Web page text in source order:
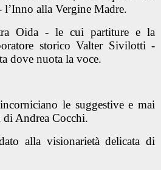
alla Vergine Madre.
Oida - le cui partiture e la
storico Valter Sivilotti -
dove nuota la voce.
le suggestive e mai
di Andrea Cocchi.
alla visionarietà delicata di